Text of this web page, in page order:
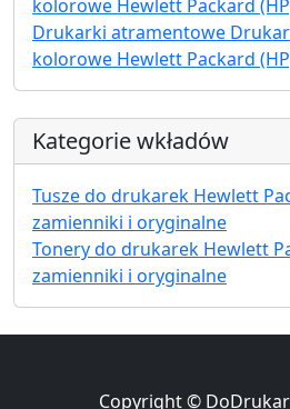
kolorowe Hewlett Packard
Drukarki atramentowe
kolorowe Hewlett Packard
Kategorie wkładów
Tusze do drukarek Hewlett
zamienniki i oryginalne
Tonery do drukarek Hewlett
zamienniki i oryginalne
Copyright ©